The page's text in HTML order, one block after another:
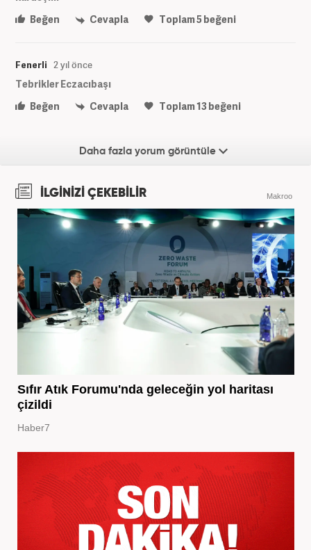
Beğen
Cevapla Toplam5beğeni
Fenerli 2 yıl önce
Tebrikler Eczacıbaşı
Beğen
Cevapla Toplam13beğeni
Daha fazla yorum görüntüle
İLGİNİZİ ÇEKEBİLİR Makroo
Sıfır Atık Forumu'nda geleceğin yol haritası
çizildi
Haber7